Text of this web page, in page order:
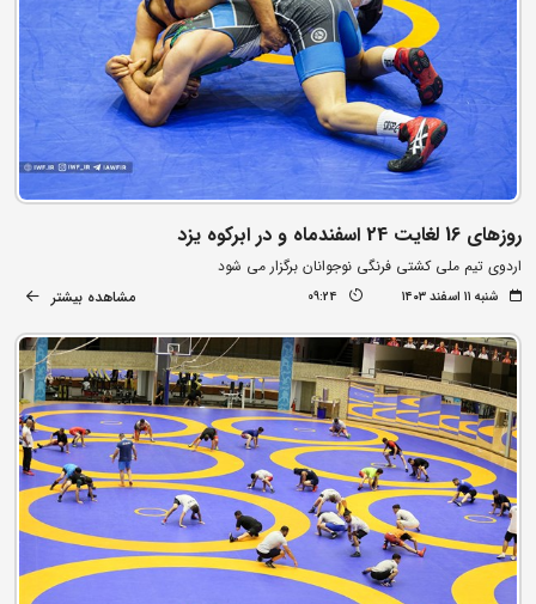
روزهای 16 لغایت 24 اسفندماه و در ابرکوه یزد
اردوی تیم ملی کشتی فرنگی نوجوانان برگزار می شود
شنبه ۱۱ اسفند ۱۴۰۳ 09:24 مشاهده بیشتر